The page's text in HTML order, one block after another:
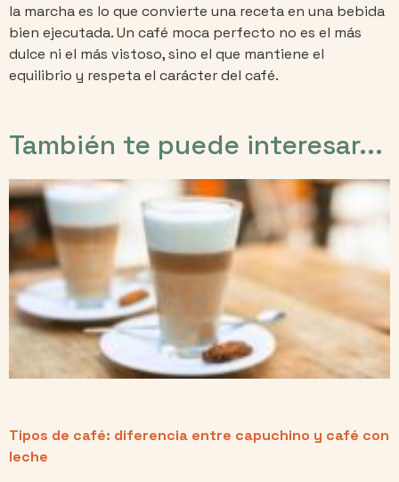
la marcha es lo que convierte una receta en una bebida
bien ejecutada. Un café moca perfecto no es el más
dulce ni el más vistoso, sino el que mantiene el
equilibrio y respeta el carácter del café.
También te puede interesar...
Tipos de café: diferencia entre capuchino y café con
leche